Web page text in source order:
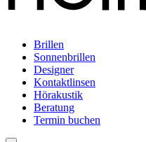
Brillen
Sonnenbrillen
Designer
Kontaktlinsen
Hörakustik
Beratung
Termin buchen